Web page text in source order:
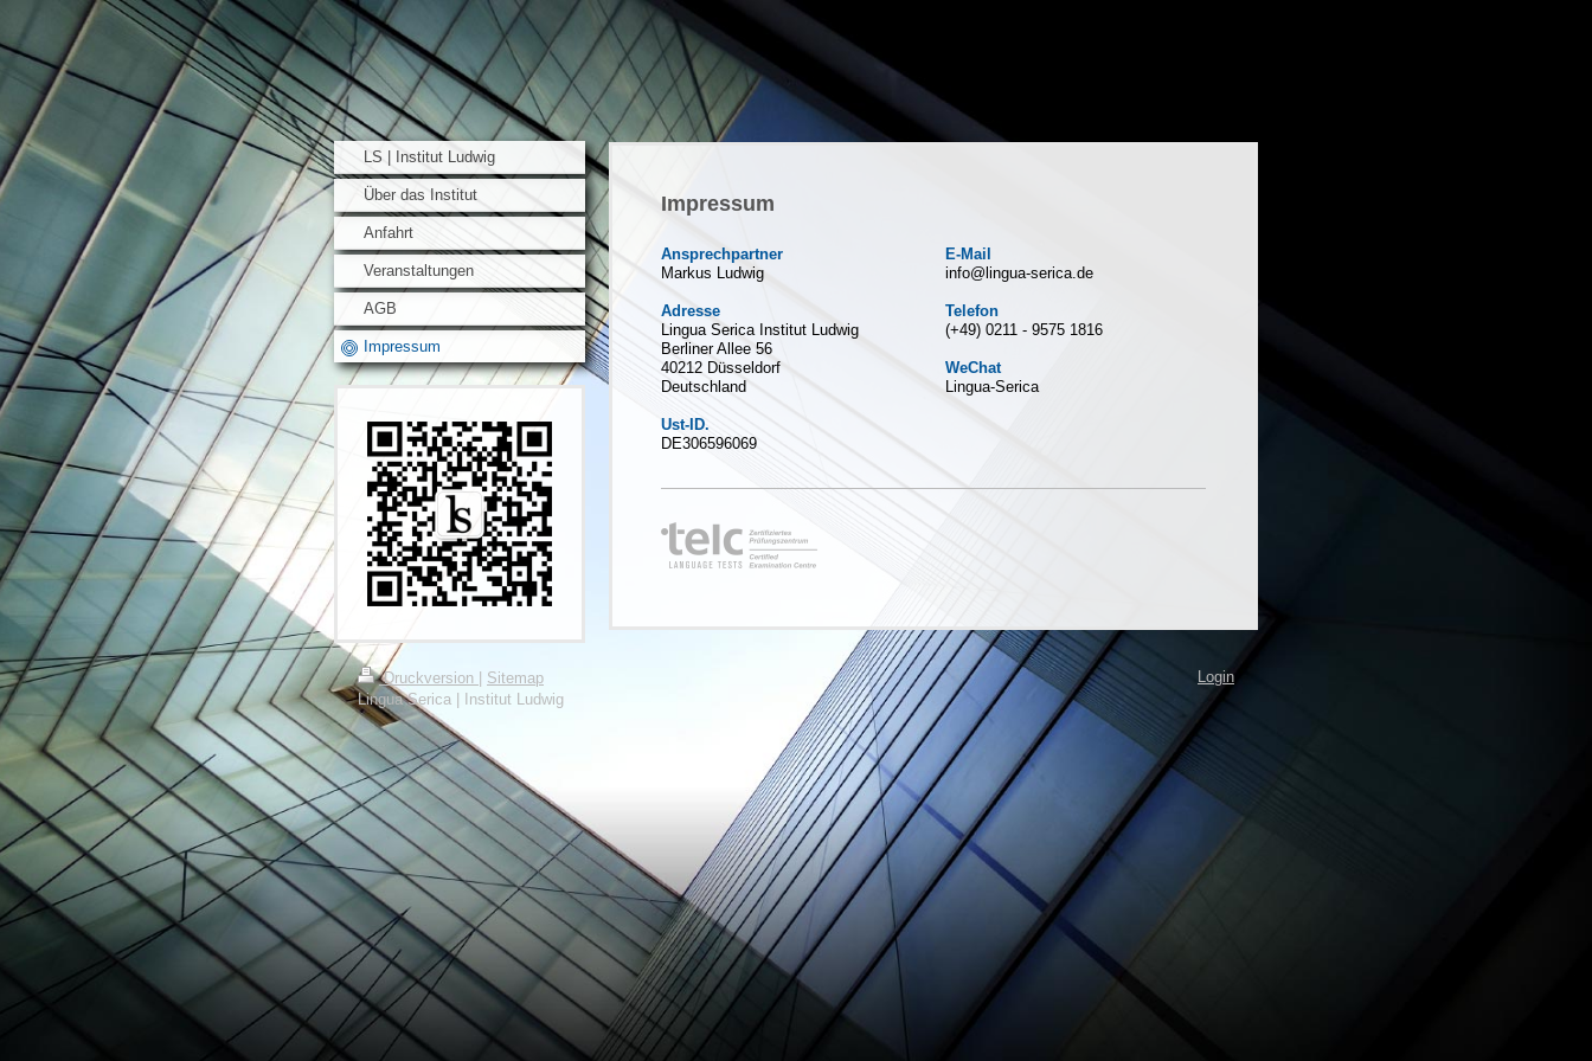
LS | Institut Ludwig
Über das Institut
Anfahrt
Veranstaltungen
AGB
Impressum
Impressum
Ansprechpartner
Markus Ludwig
Adresse
Lingua Serica Institut Ludwig
Berliner Allee 56
40212 Düsseldorf
Deutschland
Ust-ID.
DE306596069
E-Mail
info@lingua-serica.de
Telefon
(+49) 0211 - 9575 1816
WeChat
Lingua-Serica
Druckversion
Sitemap
Lingua Serica | Institut Ludwig
Login